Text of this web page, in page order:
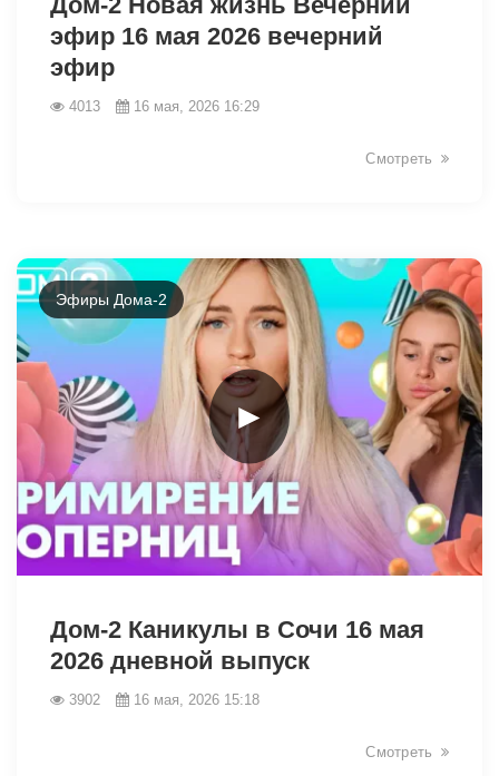
эфир 16 мая 2026 вечерний
эфир
4013 16 мая, 2026 16:29
Смотреть
►
Эфиры Дома-2
Дом-2 Каникулы в Сочи 16 мая
2026 дневной выпуск
3902 16 мая, 2026 15:18
Смотреть